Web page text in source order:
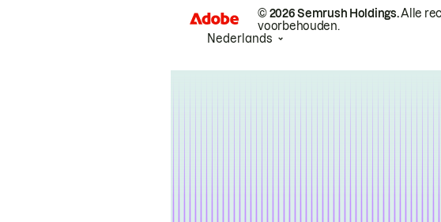
© 2026 Semrush Holdings.Alle
voorbehouden.
Nederlands